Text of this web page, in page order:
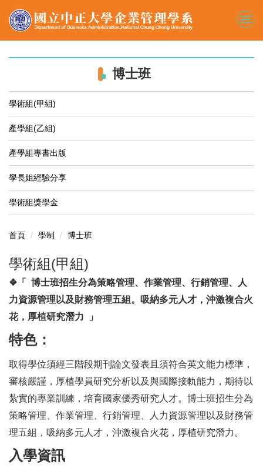
到
內
博士班
學術組(甲組)
產學組(乙組)
產學組專書出版
學長姐經驗分享
學術組獎學金
首頁 學制 博士班
學術組(甲組)
❖ 「 博士班招生分為策略管理、作業管理、行銷管理、人
力資源管理以及財務管理五組。吸納多元人才，沖激複合火
花，厚植研究潛力 」
特色：
取得學位須經三階段期刊論文發表且須符合英文能力標準，
審核嚴謹，厚植學員研究分析以及與國際接軌能力，期待以
紮實的專業訓練，培育國家優秀研究人才。博士班招生分為
策略管理、作業管理、行銷管理、人力資源管理以及財務管
理五組，吸納多元人才，沖激複合火花，厚植研究潛力。
入學資訊